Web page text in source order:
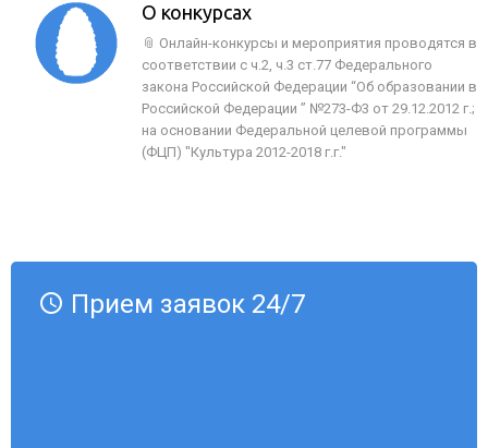
О конкурсах
📎 Онлайн-конкурсы и мероприятия проводятся в
соответствии с ч.2, ч.3 ст.77 Федерального
закона Российской Федерации “Об образовании в
Российской Федерации ” №273-Ф3 от 29.12.2012 г.;
на основании Федеральной целевой программы
(ФЦП) "Культура 2012-2018 г.г."
access_time Прием заявок 24/7